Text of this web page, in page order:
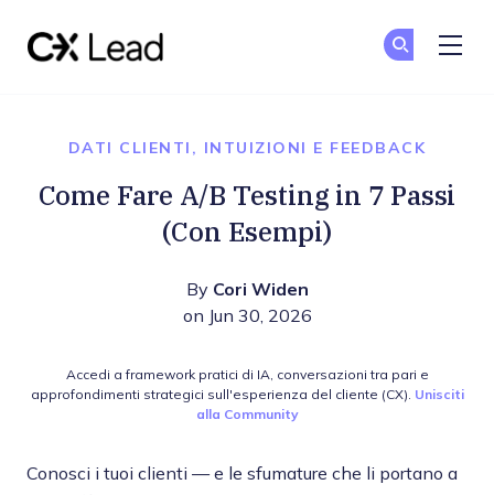
DATI CLIENTI, INTUIZIONI E FEEDBACK
Come Fare A/B Testing in 7 Passi
(Con Esempi)
By Cori Widen
on Jun 30, 2026
Accedi a framework pratici di IA, conversazioni tra pari e
approfondimenti strategici sull'esperienza del cliente (CX). Unisciti
alla Community
Conosci i tuoi clienti — e le sfumature che li portano a